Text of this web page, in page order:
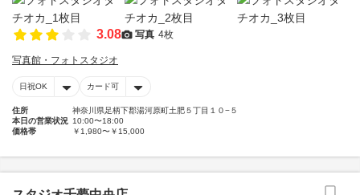
3.08 写真 4枚
写真館・フォトスタジオ
日祝OK カード可
住所
神奈川県足柄下郡湯河原町土肥５丁目１０−５
本日の営業状況 10:00〜18:00
価格帯
￥1,980〜￥15,000